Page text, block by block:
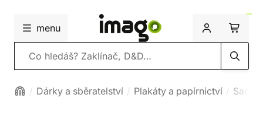
menu
Vyhledávání
Dárky a sběratelství Plakáty a papírnictví